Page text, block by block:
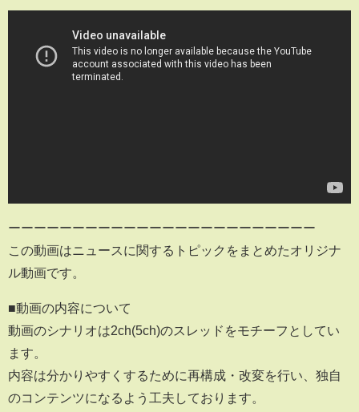
ーーーーーーーーーーーーーーーーーーーーーーーー
この動画はニュースに関するトピックをまとめたオリジナ
ル動画です。
■動画の内容について
動画のシナリオは2ch(5ch)のスレッドをモチーフとしてい
ます。
内容は分かりやすくするために再構成・改変を行い、独自
のコンテンツになるよう工夫しております。